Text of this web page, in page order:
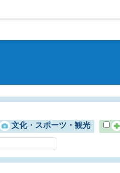
文化・スポーツ・観光